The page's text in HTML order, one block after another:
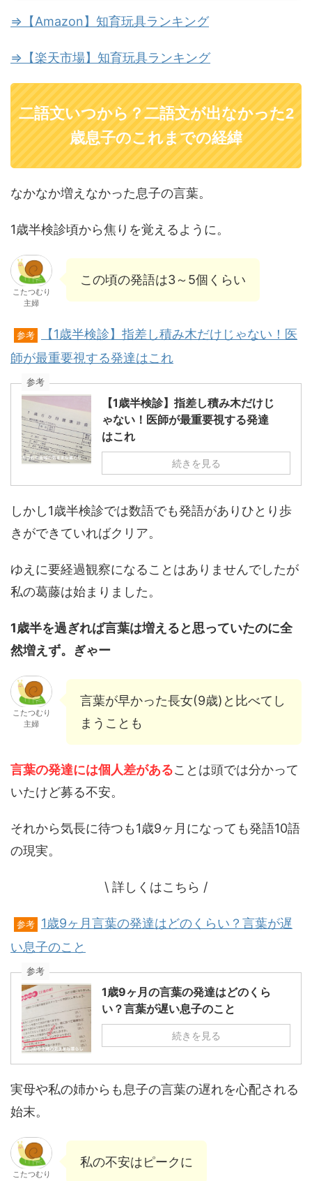
⇒【Amazon】知育玩具ランキング
⇒【楽天市場】知育玩具ランキング
二語文いつから？二語文が出なかった2
歳息子のこれまでの経緯
なかなか増えなかった息子の言葉。
1歳半検診頃から焦りを覚えるように。
こたつむり
主婦
この頃の発語は3～5個くらい
参考
【1歳半検診】指差し積み木だけじゃない！医
師が最重要視する発達はこれ
参考
【1歳半検診】指差し積み木だけじ
ゃない！医師が最重要視する発達
はこれ
続きを見る
しかし1歳半検診では数語でも発語がありひとり歩
きができていればクリア。
ゆえに要経過観察になることはありませんでしたが
私の葛藤は始まりました。
1歳半を過ぎれば言葉は増えると思っていたのに全
然増えず。ぎゃー
こたつむり
主婦
言葉が早かった長女(9歳)と比べてし
まうことも
言葉の発達には個人差があることは頭では分かって
いたけど募る不安。
それから気長に待つも1歳9ヶ月になっても発語10語
の現実。
\ 詳しくはこちら /
参考
1歳9ヶ月言葉の発達はどのくらい？言葉が遅
い息子のこと
参考
1歳9ヶ月の言葉の発達はどのくら
い？言葉が遅い息子のこと
続きを見る
実母や私の姉からも息子の言葉の遅れを心配される
始末。
こたつむり
私の不安はピークに